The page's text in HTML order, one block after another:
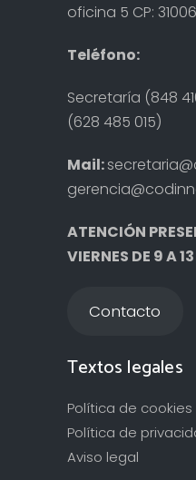
oficina 5 CP:
Teléfono:
Secretaría (848
(628 485 015)
Mail:
ATENCIÓN
VIERNES DE 9 A
Contacto
Textos legales
Política de cookies
Política de
Aviso legal